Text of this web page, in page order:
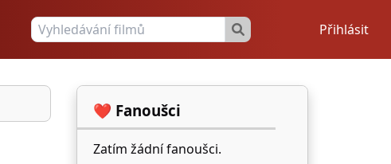
Přihlásit
❤️ Fanoušci
Zatím žádní fanoušci.